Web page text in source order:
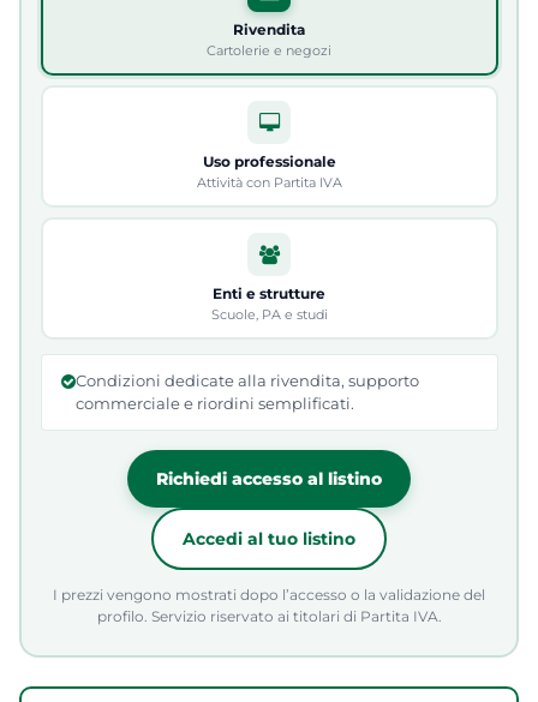
Rivendita
Cartolerie e negozi
Uso professionale
Attività con Partita IVA
Enti e strutture
Scuole, PA e studi
Condizioni dedicate alla rivendita, supporto
commerciale e riordini semplificati.
Richiedi accesso al listino
Accedi al tuo listino
I prezzi vengono mostrati dopo l’accesso o la validazione del
profilo. Servizio riservato ai titolari di Partita IVA.